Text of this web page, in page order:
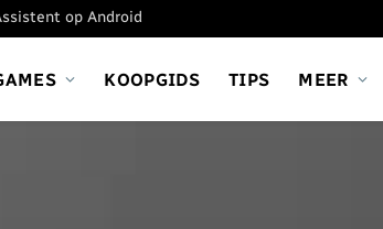
op Android
KOOPGIDS TIPS MEER